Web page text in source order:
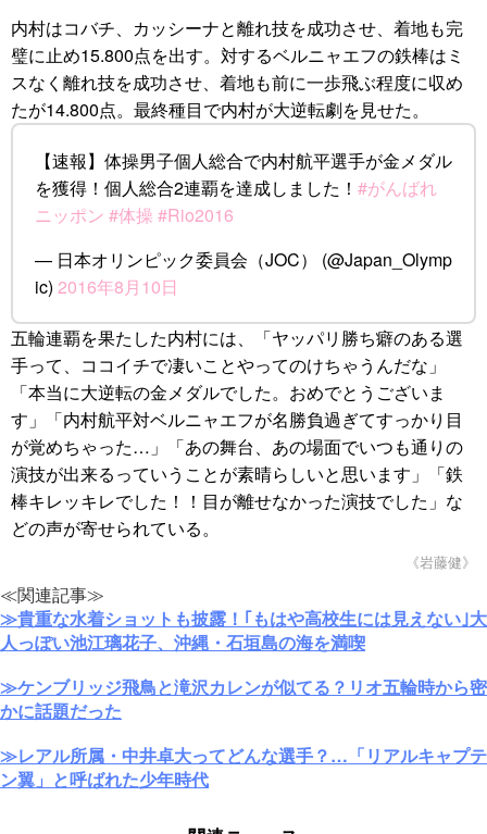
内村はコバチ、カッシーナと離れ技を成功させ、着地も完
璧に止め15.800点を出す。対するベルニャエフの鉄棒はミ
スなく離れ技を成功させ、着地も前に一歩飛ぶ程度に収め
たが14.800点。最終種目で内村が大逆転劇を見せた。
【速報】体操男子個人総合で内村航平選手が金メダル
を獲得！個人総合2連覇を達成しました！ #がんばれ
ニッポン #体操 #Rio2016
— 日本オリンピック委員会（JOC） (@Japan_Olymp
ic) 2016年8月10日
五輪連覇を果たした内村には、「ヤッパリ勝ち癖のある選
手って、ココイチで凄いことやってのけちゃうんだな」
「本当に大逆転の金メダルでした。おめでとうございま
す」「内村航平対ベルニャエフが名勝負過ぎてすっかり目
が覚めちゃった…」「あの舞台、あの場面でいつも通りの
演技が出来るっていうことが素晴らしいと思います」「鉄
棒キレッキレでした！！目が離せなかった演技でした」な
どの声が寄せられている。
《岩藤健》
≪関連記事≫
≫貴重な水着ショットも披露！｢もはや高校生には見えない｣大
人っぽい池江璃花子、沖縄・石垣島の海を満喫
≫ケンブリッジ飛鳥と滝沢カレンが似てる？リオ五輪時から密
かに話題だった
≫レアル所属・中井卓大ってどんな選手？…「リアルキャプテ
ン翼」と呼ばれた少年時代